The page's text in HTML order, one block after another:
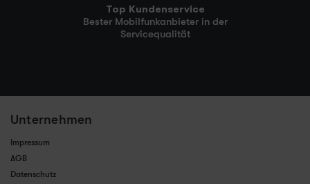
Top Kundenservice
Bester Mobilfunkanbieter in der
Servicequalität
Unternehmen
Impressum
AGB
Datenschutz